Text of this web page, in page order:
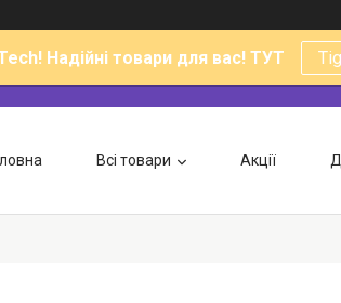
Надійні товари для вас! ТУТ
Всі товари Акції